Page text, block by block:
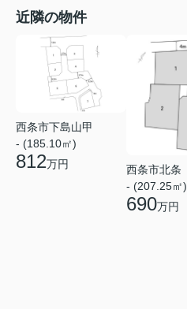
近隣の物件
西条市下島山甲
- (185.10㎡)
812万円
西条市北条
- (207.25㎡)
690万円